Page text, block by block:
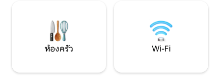
สุดท้ายของอาคารกลางศตวรรษที่ 20 อยู่
นอกใจกลางเมืองประวัติศาสตร์: ที่ชั้นแรกมี
ห้องนอน (ห้องสวีทและห้องนอนที่สอง)
ห้องน้ำและห้องตู้เสื้อผ้า ห้องสวีทได้รับการ
อุตสาหกรรมที่แยกต่างหากในแก้วและ
ห้องครัว Wi-Fi